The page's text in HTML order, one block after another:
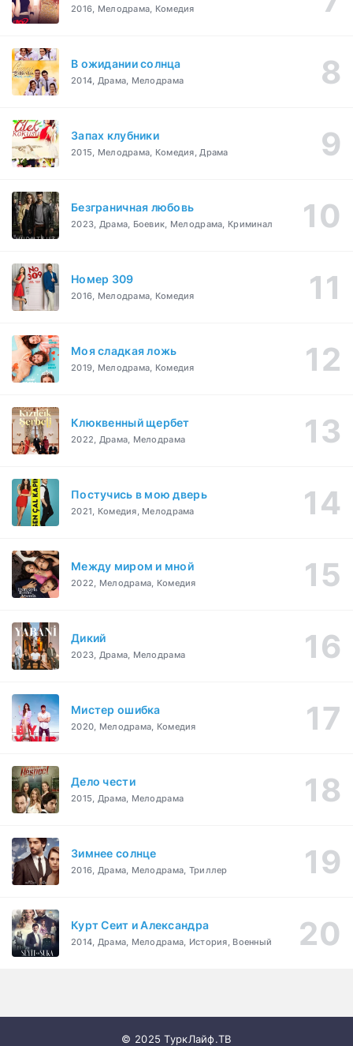
2016, Мелодрама, Комедия
В ожидании солнца
2014, Драма, Мелодрама
Запах клубники
2015, Мелодрама, Комедия, Драма
Безграничная любовь
2023, Драма, Боевик, Мелодрама, Криминал
Номер 309
2016, Мелодрама, Комедия
Моя сладкая ложь
2019, Мелодрама, Комедия
Клюквенный щербет
2022, Драма, Мелодрама
Постучись в мою дверь
2021, Комедия, Мелодрама
Между миром и мной
2022, Мелодрама, Комедия
Дикий
2023, Драма, Мелодрама
Мистер ошибка
2020, Мелодрама, Комедия
Дело чести
2015, Драма, Мелодрама
Зимнее солнце
2016, Драма, Мелодрама, Триллер
Курт Сеит и Александра
2014, Драма, Мелодрама, История, Военный
© 2025 ТуркЛайф.ТВ